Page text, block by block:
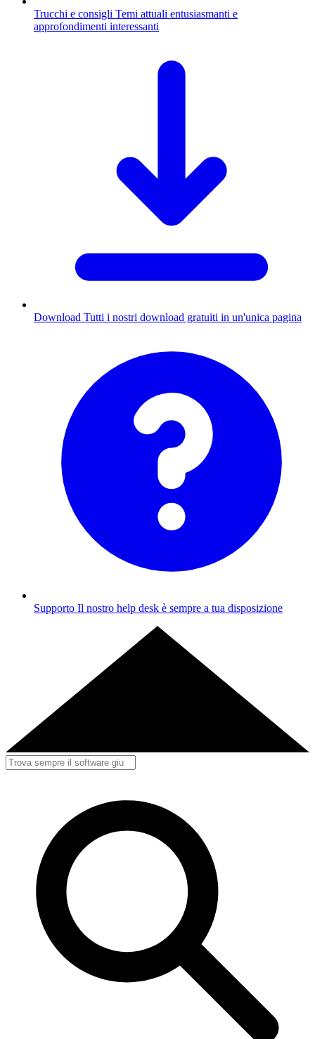
Trucchi e consigli Temi attuali entusiasmanti e
approfondimenti interessanti
Download Tutti i nostri download gratuiti in un'unica pagina
Supporto Il nostro help desk è sempre a tua disposizione